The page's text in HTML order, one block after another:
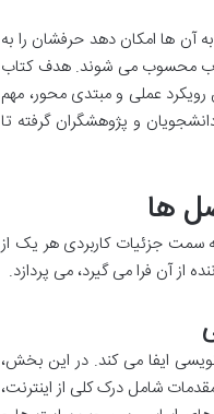
آن ها امکان دهد حرفشان را به
کتاب محسوب می شوند. هدف کتاب
عملی و مبتدی محور، مهم
و پژوهشگران گرفته تا
ها
سمت جزئیات کاربردی هر یک از
آن فرا می گیرد، می پردازد.
ایفا می کند. در این بخش،
شامل درک کلی از اینترنت،